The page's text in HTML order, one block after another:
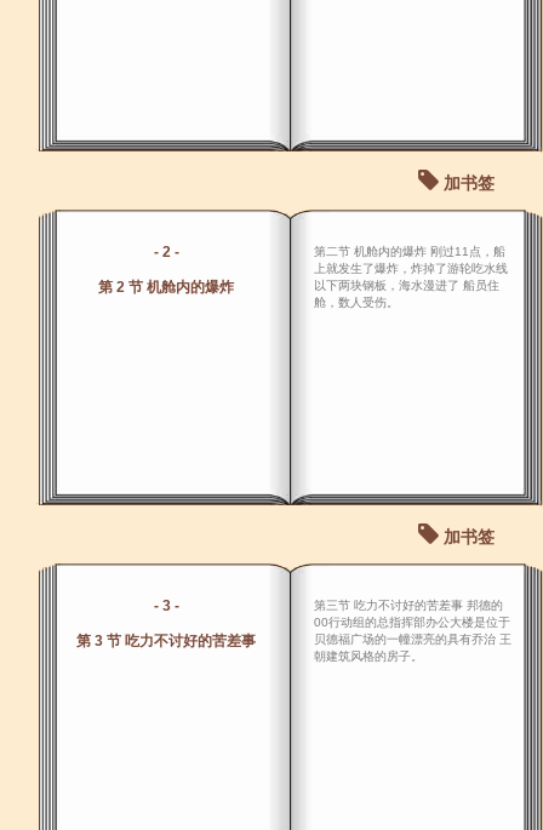
加书签
- 2 -
第 2 节 机舱内的爆炸
第二节 机舱内的爆炸 刚过11点，船
上就发生了爆炸，炸掉了游轮吃水线
以下两块钢板，海水漫进了 船员住
舱，数人受伤。
加书签
- 3 -
第 3 节 吃力不讨好的苦差事
第三节 吃力不讨好的苦差事 邦德的
00行动组的总指挥部办公大楼是位于
贝德福广场的一幢漂亮的具有乔治 王
朝建筑风格的房子。